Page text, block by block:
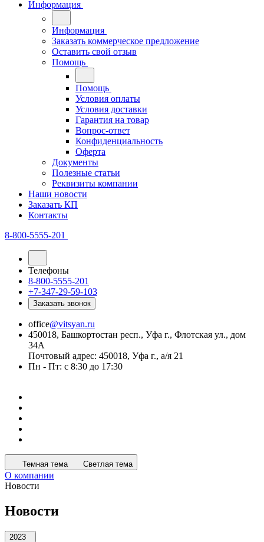
Информация
Информация
Заказать коммерческое предложение
Оставить свой отзыв
Помощь
Помощь
Условия оплаты
Условия доставки
Гарантия на товар
Вопрос-ответ
Конфиденциальность
Оферта
Документы
Полезные статьи
Реквизиты компании
Наши новости
Заказать КП
Контакты
8-800-5555-201
Телефоны
8-800-5555-201
+7-347-29-59-103
Заказать звонок
office@vitsyan.ru
450018, Башкортостан респ., Уфа г., Флотская ул., дом
34А
Почтовый адрес: 450018, Уфа г., а/я 21
Пн - Пт: с 8:30 до 17:30
Темная тема Светлая тема
О компании
Новости
Новости
2023